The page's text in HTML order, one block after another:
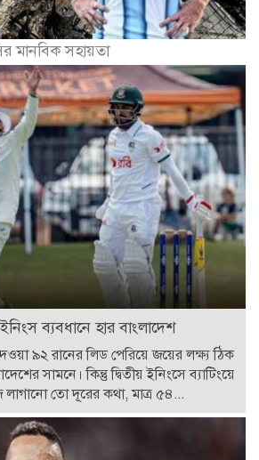
মানবিক সহায়তা
ব্যবধানে হার বাংলাদেশ
৯২ রানের লিড পেরিয়ে জয়ের লক্ষ্য ঠিক
সামনে। কিন্তু দ্বিতীয় ইনিংসে ব্যাটিংয়ে
তো দূরের কথা, মাত্র ৫৪...